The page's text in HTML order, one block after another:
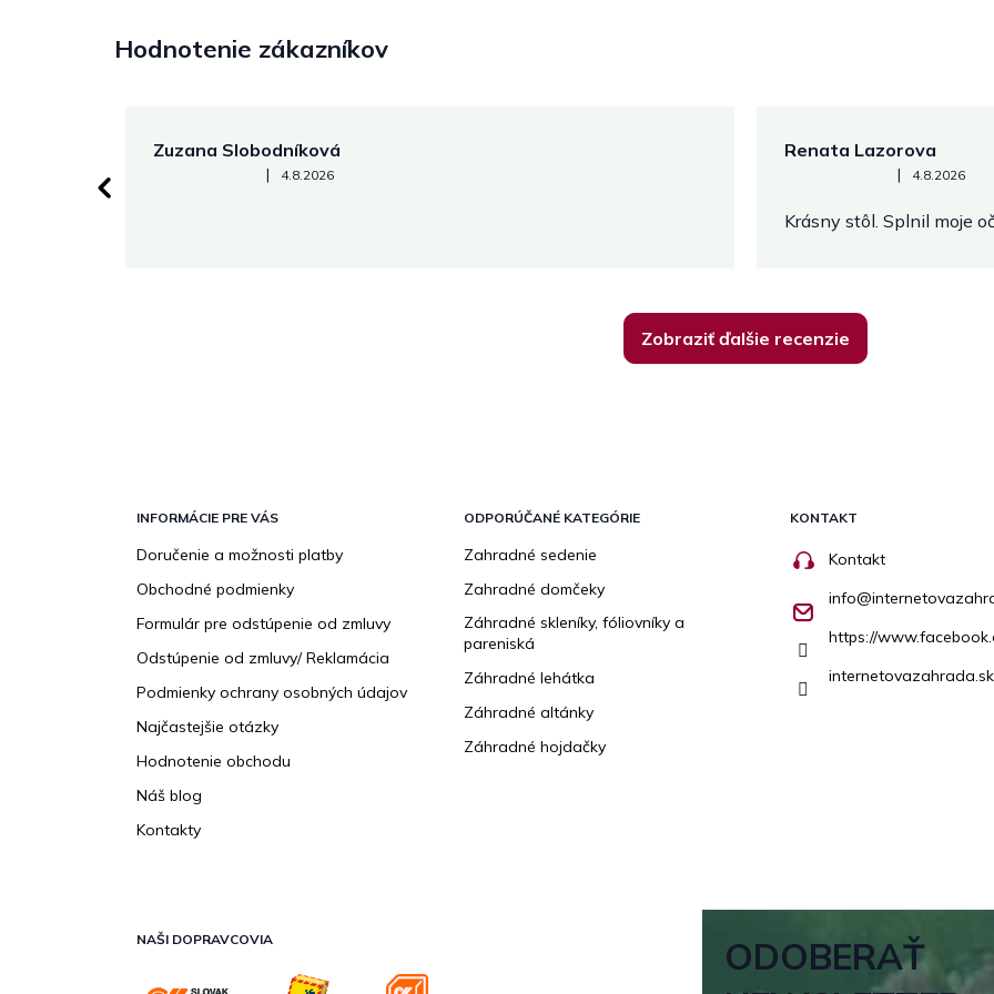
Hodnotenie zákazníkov
Zuzana Slobodníková
Hodnotenie obchodu je 5 z 5 hviezdičiek.
| 4.8.2026
Renata Lazorova
Hodnotenie obchodu je 5 z
| 4.8.2026
Krásny stôl. Splnil moje
Zobraziť ďalšie recenzie
INFORMÁCIE PRE VÁS
Doručenie a možnosti platby
Obchodné podmienky
Formulár pre odstúpenie od zmluvy
Odstúpenie od zmluvy/ Reklamácia
Podmienky ochrany osobných údajov
Najčastejšie otázky
Hodnotenie obchodu
Náš blog
Kontakty
ODPORÚČANÉ KATEGÓRIE
Zahradné sedenie
Zahradné domčeky
Záhradné skleníky, fóliovníky a
pareniská
Záhradné lehátka
Záhradné altánky
Záhradné hojdačky
KONTAKT
Kontakt
info@
https://
internetovazahrada.sk
NAŠI DOPRAVCOVIA
ODOBERAŤ